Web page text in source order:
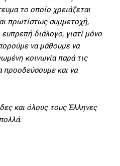
το οποίο χρειάζεται
πρωτίστως συμμετοχή,
ευπρεπή διάλογο, γιατί μόνο
να μάθουμε να
κοινωνία παρά τις
προοδεύσουμε και να
και όλους τους Έλληνες